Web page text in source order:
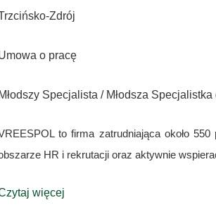
Zdrój
o pracę
Młodszy Specjalista / Młodsza Specjalistka
to firma zatrudniająca około
HR i rekrutacji oraz aktywnie
więcej